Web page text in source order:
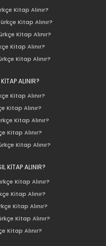
Kitap Alınır?
Kitap Alınır?
Kitap Alınır?
Kitap Alınır?
Kitap Alınır?
ALINIR?
Kitap Alınır?
Kitap Alınır?
Kitap Alınır?
Kitap Alınır?
Kitap Alınır?
KİTAP ALINIR?
Kitap Alınır?
Kitap Alınır?
Kitap Alınır?
Kitap Alınır?
Kitap Alınır?